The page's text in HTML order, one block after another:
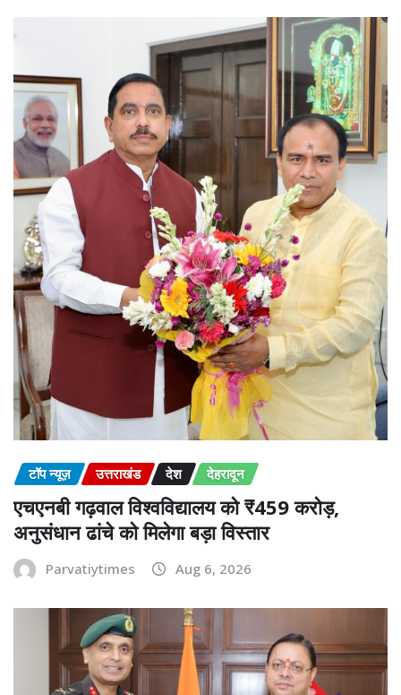
टॉप न्यूज़ उत्तराखंड देश देहरादून
एचएनबी गढ़वाल विश्वविद्यालय को ₹459 करोड़,
अनुसंधान ढांचे को मिलेगा बड़ा विस्तार
Parvatiytimes Aug 6, 2026